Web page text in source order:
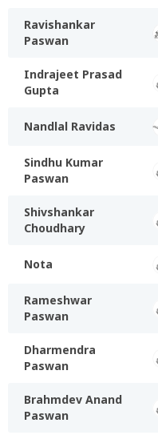
Ravishankar
Paswan
Indrajeet Prasad
Gupta
Nandlal Ravidas
Sindhu Kumar
Paswan
Shivshankar
Choudhary
Nota
Rameshwar
Paswan
Dharmendra
Paswan
Brahmdev Anand
Paswan